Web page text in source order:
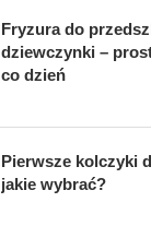
Fryzura do
dziewczynki –
co dzień
Pierwsze kolczyki
jakie wybrać?